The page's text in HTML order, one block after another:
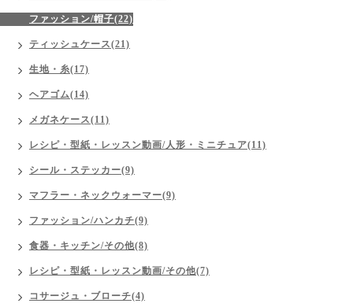
ファッション/帽子(22)
ティッシュケース(21)
生地・糸(17)
ヘアゴム(14)
メガネケース(11)
レシピ・型紙・レッスン動画/人形・ミニチュア(11)
シール・ステッカー(9)
マフラー・ネックウォーマー(9)
ファッション/ハンカチ(9)
食器・キッチン/その他(8)
レシピ・型紙・レッスン動画/その他(7)
コサージュ・ブローチ(4)